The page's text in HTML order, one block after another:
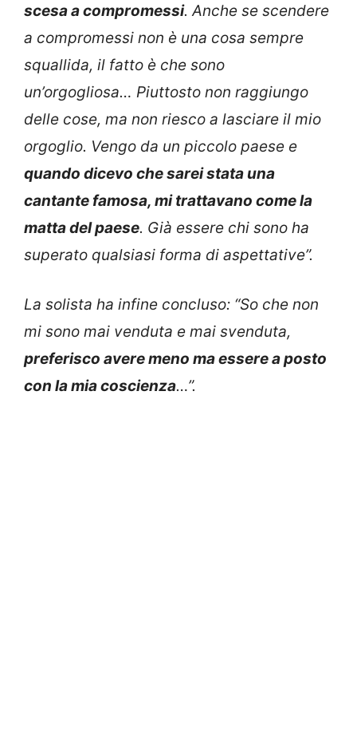
scesa a compromessi. Anche se scendere
a compromessi non è una cosa sempre
squallida, il fatto è che sono
un’orgogliosa… Piuttosto non raggiungo
delle cose, ma non riesco a lasciare il mio
orgoglio. Vengo da un piccolo paese e
quando dicevo che sarei stata una
cantante famosa, mi trattavano come la
matta del paese. Già essere chi sono ha
superato qualsiasi forma di aspettative”.
La solista ha infine concluso: “So che non
mi sono mai venduta e mai svenduta,
preferisco avere meno ma essere a posto
con la mia coscienza…”.